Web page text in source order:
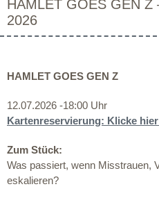
HAMLET GOES GEN Z
2026
HAMLET GOES GEN Z
12.07.2026 -18:00 Uhr
Kartenreservierung: Klicke
Zum Stück:
Was passiert, wenn Misstrauen,
eskalieren?